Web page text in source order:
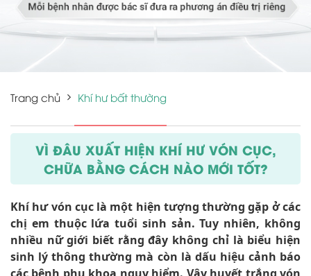
Trang chủ Khí hư bất thường
VÌ ĐÂU XUẤT HIỆN KHÍ HƯ VÓN CỤC,
CHỮA BẰNG CÁCH NÀO MỚI TỐT?
Khí hư vón cục là một hiện tượng thường gặp ở các
chị em thuộc lứa tuổi sinh sản. Tuy nhiên, không
nhiều nữ giới biết rằng đây không chỉ là biểu hiện
sinh lý thông thường mà còn là dấu hiệu cảnh báo